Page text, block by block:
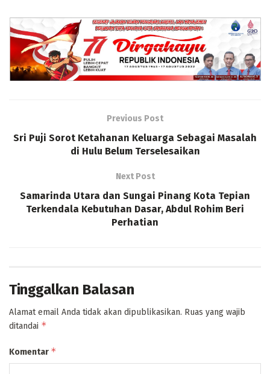
Previous Post
Sri Puji Sorot Ketahanan Keluarga Sebagai Masalah
di Hulu Belum Terselesaikan
Next Post
Samarinda Utara dan Sungai Pinang Kota Tepian
Terkendala Kebutuhan Dasar, Abdul Rohim Beri
Perhatian
Tinggalkan Balasan
Alamat email Anda tidak akan dipublikasikan. Ruas yang wajib
ditandai *
Komentar *